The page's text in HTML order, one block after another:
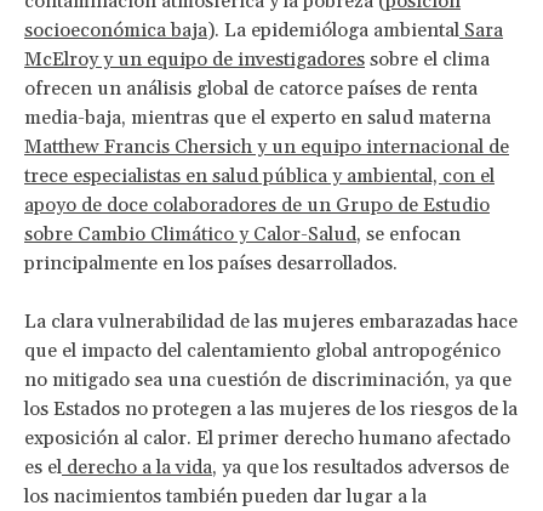
socioeconómica baja). La epidemióloga ambiental Sara
McElroy y un equipo de investigadores sobre el clima
ofrecen un análisis global de catorce países de renta
media-baja, mientras que el experto en salud materna
Matthew Francis Chersich y un equipo internacional de
trece especialistas en salud pública y ambiental, con el
apoyo de doce colaboradores de un Grupo de Estudio
sobre Cambio Climático y Calor-Salud, se enfocan
principalmente en los países desarrollados.
La clara vulnerabilidad de las mujeres embarazadas hace
que el impacto del calentamiento global antropogénico
no mitigado sea una cuestión de discriminación, ya que
los Estados no protegen a las mujeres de los riesgos de la
exposición al calor. El primer derecho humano afectado
es el derecho a la vida, ya que los resultados adversos de
los nacimientos también pueden dar lugar a la